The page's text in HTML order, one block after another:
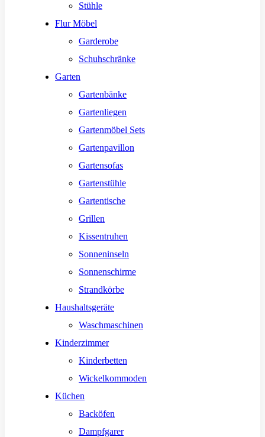
Stühle
Flur Möbel
Garderobe
Schuhschränke
Garten
Gartenbänke
Gartenliegen
Gartenmöbel Sets
Gartenpavillon
Gartensofas
Gartenstühle
Gartentische
Grillen
Kissentruhen
Sonneninseln
Sonnenschirme
Strandkörbe
Haushaltsgeräte
Waschmaschinen
Kinderzimmer
Kinderbetten
Wickelkommoden
Küchen
Backöfen
Dampfgarer